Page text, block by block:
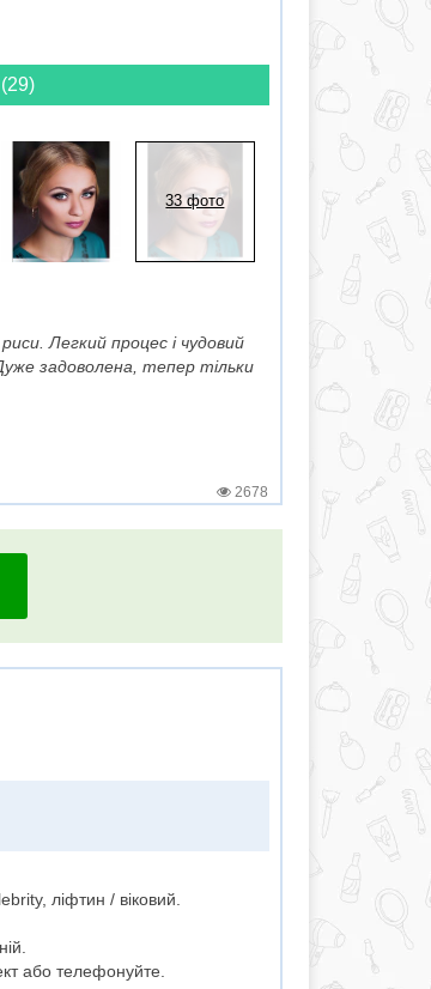
33 фото
Легкий процес і чудовий
задоволена, тепер тільки
2678
ліфтин / віковий.
або телефонуйте.